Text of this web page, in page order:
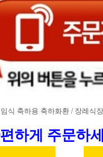
식 축하용 축하화환 / 장례식
하게 주문하